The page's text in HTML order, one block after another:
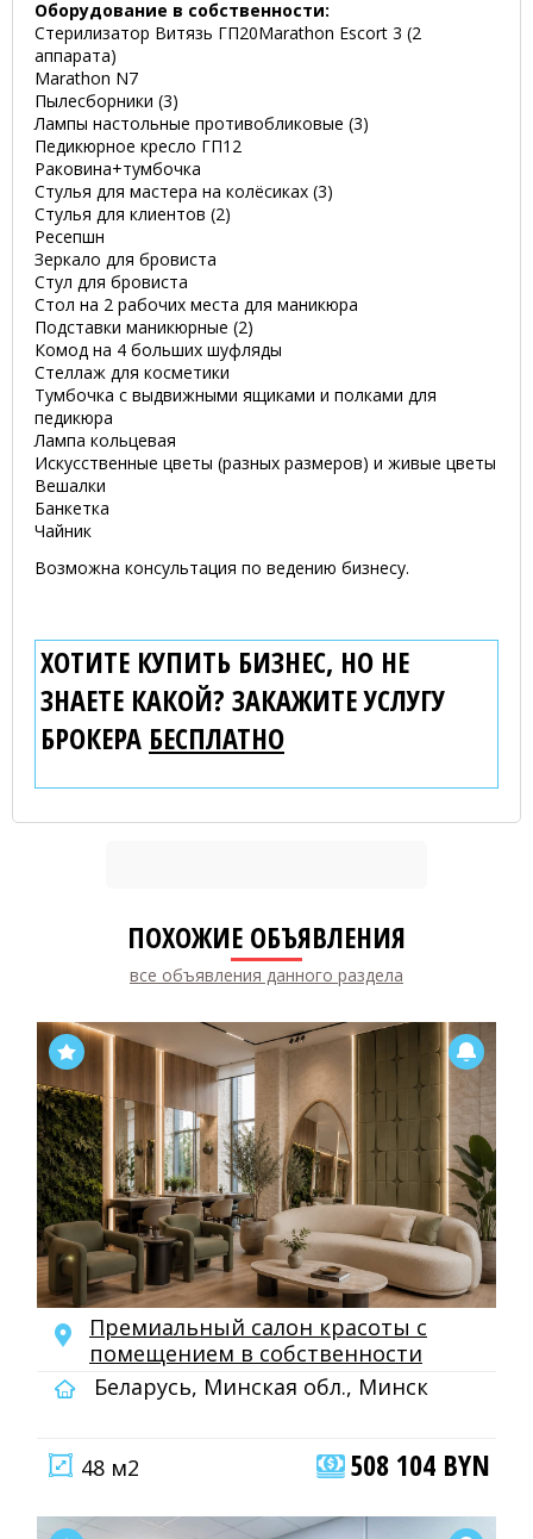
Оборудование в собственности:
Стерилизатор Витязь ГП20Marathon Escort 3 (2
аппарата)
Marathon N7
Пылесборники (3)
Лампы настольные противобликовые (3)
Педикюрное кресло ГП12
Раковина+тумбочка
Стулья для мастера на колёсиках (3)
Стулья для клиентов (2)
Ресепшн
Зеркало для бровиста
Стул для бровиста
Стол на 2 рабочих места для маникюра
Подставки маникюрные (2)
Комод на 4 больших шуфляды
Стеллаж для косметики
Тумбочка с выдвижными ящиками и полками для
педикюра
Лампа кольцевая
Искусственные цветы (разных размеров) и живые цветы
Вешалки
Банкетка
Чайник
Возможна консультация по ведению бизнесу.
ХОТИТЕ КУПИТЬ БИЗНЕС, НО НЕ
ЗНАЕТЕ КАКОЙ? ЗАКАЖИТЕ УСЛУГУ
БРОКЕРА БЕСПЛАТНО
ПОХОЖИЕ ОБЪЯВЛЕНИЯ
все объявления данного раздела
Премиальный салон красоты с
помещением в собственности
Беларусь, Минская обл., Минск
48 м2 508 104 BYN